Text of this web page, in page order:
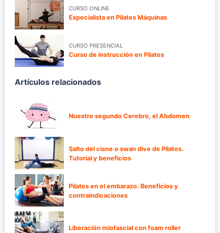
CURSO ONLINE
Especialista en Pilates Máquinas
CURSO PRESENCIAL
Curso de instrucción en Pilates
Artículos relacionados
Nuestro segundo Cerebro, el Abdomen
Salto del cisne o swan dive de Pilates.
Tutorial y beneficios
Pilates en el embarazo. Beneficios y
contraindicaciones
Liberación miofascial con foam roller